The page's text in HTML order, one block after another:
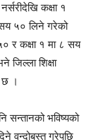
कक्षा १
५० लिने गरेको
र कक्षा १ मा ८ सय
जिल्ला शिक्षा
छ ।
सन्तानको भविष्यको
वन्दोबस्त गरेपछि